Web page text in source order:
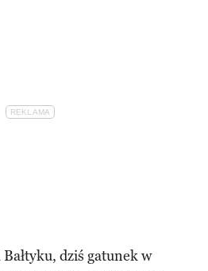
dziś gatunek w